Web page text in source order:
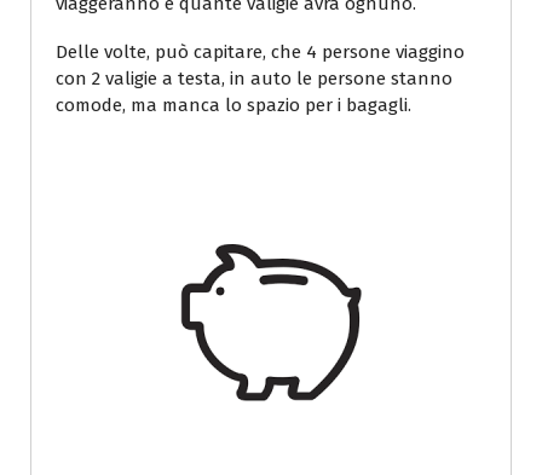
Delle volte, può capitare, che 4 persone viaggino
con 2 valigie a testa, in auto le persone stanno
comode, ma manca lo spazio per i bagagli.